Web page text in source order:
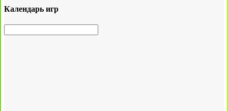
Календарь игр